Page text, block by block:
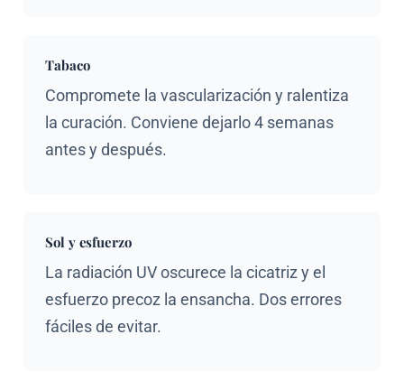
Tabaco
Compromete la vascularización y ralentiza
la curación. Conviene dejarlo 4 semanas
antes y después.
Sol y esfuerzo
La radiación UV oscurece la cicatriz y el
esfuerzo precoz la ensancha. Dos errores
fáciles de evitar.